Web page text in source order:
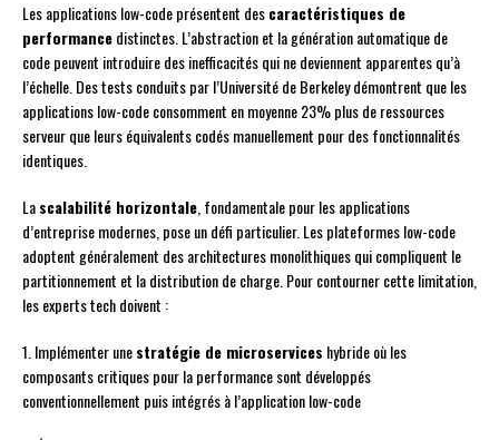
Les applications low-code présentent descaractéristiques de
performancedistinctes. L’abstraction et la génération automatique de
code peuvent introduire des inefficacités qui ne deviennent apparentes qu’à
l’échelle. Des tests conduits par l’Université de Berkeley démontrent que les
applications low-code consomment en moyenne 23% plus de ressources
serveur que leurs équivalents codés manuellement pour des fonctionnalités
identiques.
Lascalabilité horizontale , fondamentale pour les applications
d’entreprise modernes, pose un défi particulier. Les plateformes low-code
adoptent généralement des architectures monolithiques qui compliquent le
partitionnement et la distribution de charge. Pour contourner cette limitation,
les experts tech doivent :
1. Implémenter unestratégie de microservices hybride où les
composants critiques pour la performance sont développés
conventionnellement puis intégrés à l’application low-code